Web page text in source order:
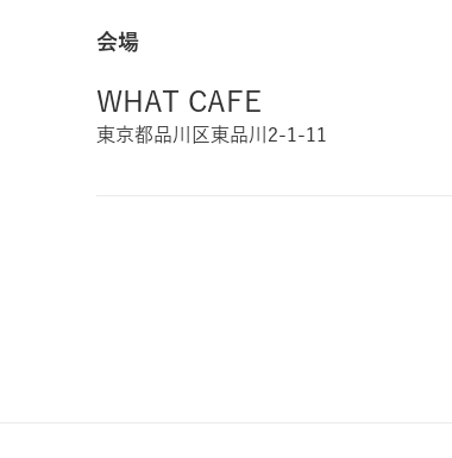
会場
WHAT CAFE
東京都品川区東品川2-1-11